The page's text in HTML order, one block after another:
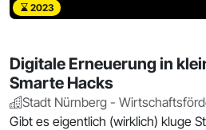
2023
Digitale Erneuerung in
Smarte Hacks
Stadt Nürnberg -
Gibt es eigentlich (wirklich) kluge